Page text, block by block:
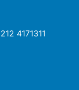
4171311